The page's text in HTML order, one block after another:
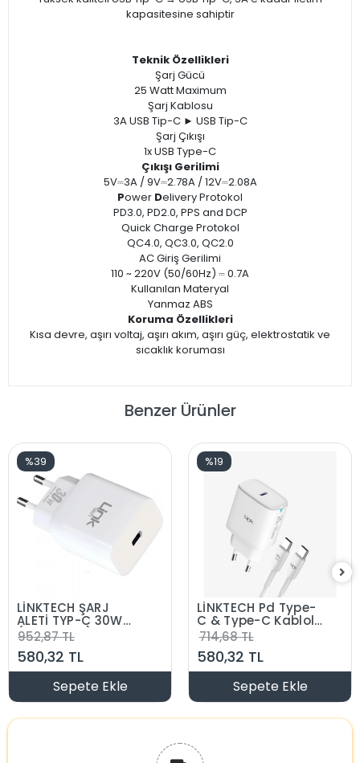
kapasitesine sahiptir
Teknik Özellikleri
Şarj Gücü​
25 Watt Maximum
​Şarj Kablosu
3A USB Tip-C ► USB Tip-C
Şarj Çıkışı
1x USB Type-C
Çıkışı Gerilimi
5V⎓3A / 9V⎓2.78A / 12V⎓2.08A
Power Delivery Protokol
PD3.0, PD2.0, PPS and DCP
Quick Charge Protokol
QC4.0, QC3.0, QC2.0
AC Giriş Gerilimi
110 ~ 220V (50/60Hz) ⎓ 0.7A
Kullanılan Materyal
Yanmaz ABS
Koruma Özellikleri
Kısa devre, aşırı voltaj, aşırı akım, aşırı güç, elektrostatik ve
sıcaklık koruması
Benzer Ürünler
%39
LİNKTECH ŞARJ
ALETİ TYP-C 30W
(KABLOSUZ)
952,87 TL
580,32 TL
Sepete Ekle
%19
LİNKTECH Pd Type-
C & Type-C Kablolu
Şarj Aleti Set BEYAZ
714,68 TL
580,32 TL
Sepete Ekle